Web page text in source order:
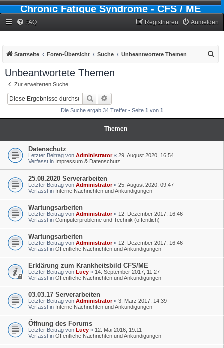
Chronic Fatigue Syndrome - CFS / ME
FAQ Anmelden
Registrieren
Startseite Foren-Übersicht Suche Unbeantwortete Themen
Unbeantwortete Themen
Zur erweiterten Suche
Suche
Die Suche ergab 34 Treffer • Seite 1 von 1
Themen
Datenschutz
Letzter Beitrag von Administrator« 29. August 2020, 16:54
Verfasst in Impressum & Datenschutz
25.08.2020 Serverarbeiten
Letzter Beitrag von Administrator« 25. August 2020, 09:47
Verfasst in Interne Nachrichten und Ankündigungen
Wartungsarbeiten
Letzter Beitrag von Administrator« 12. Dezember 2017, 16:46
Verfasst in Computerprobleme und Technik (öffentlich)
Wartungsarbeiten
Letzter Beitrag von Administrator« 12. Dezember 2017, 16:46
Verfasst in Öffentliche Nachrichten und Ankündigungen
Erklärung zum Krankheitsbild CFS/ME
Letzter Beitrag von Lucy « 14. September 2017, 11:27
Verfasst in Öffentliche Nachrichten und Ankündigungen
03.03.17 Serverarbeiten
Letzter Beitrag von Administrator« 3. März 2017, 14:39
Verfasst in Interne Nachrichten und Ankündigungen
Öffnung des Forums
Letzter Beitrag von Lucy « 12. Mai 2016, 19:11
Verfasst in Öffentliche Nachrichten und Ankündigungen